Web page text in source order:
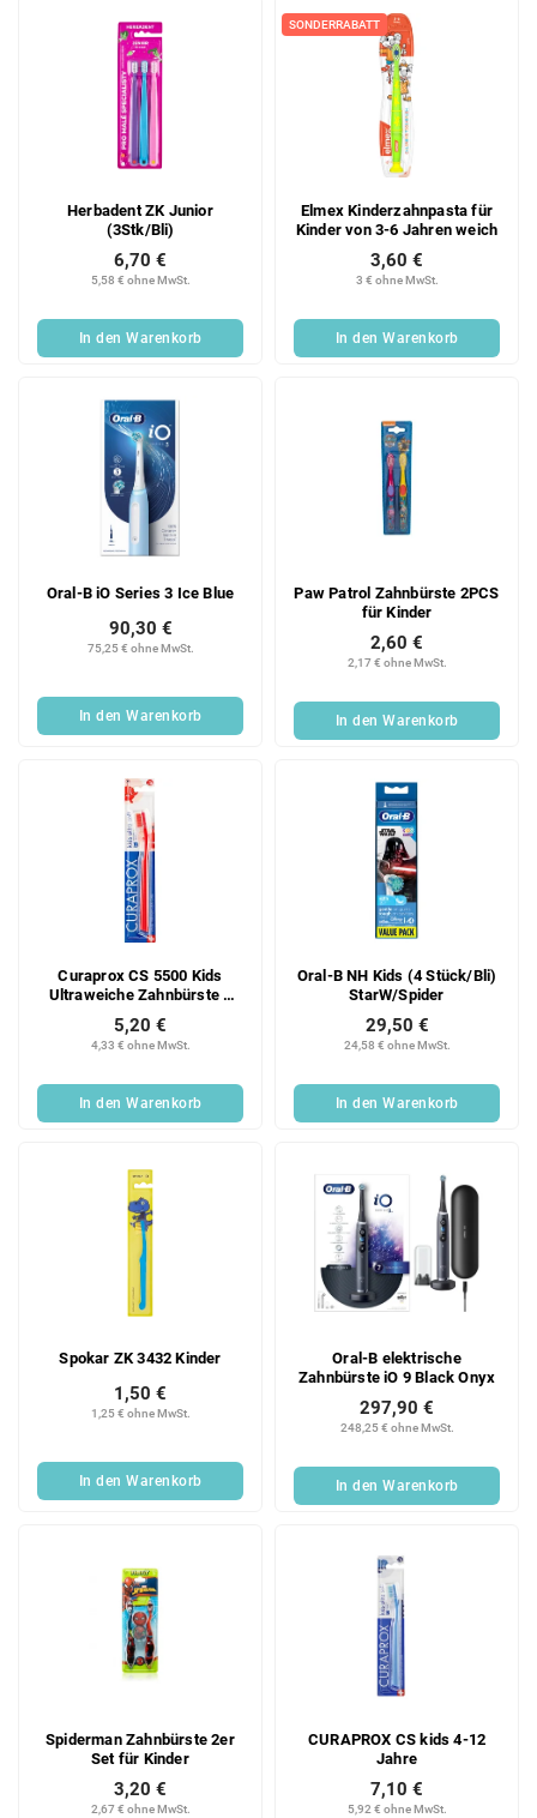
Herbadent ZK Junior
(3Stk/Bli)
5,58 € ohne MwSt.
6,70 €
In den Warenkorb
SONDERRABATT
Elmex Kinderzahnpasta für
Kinder von 3-6 Jahren weich
3 € ohne MwSt.
3,60 €
In den Warenkorb
Oral-B iO Series 3 Ice Blue
75,25 € ohne MwSt.
90,30 €
In den Warenkorb
Paw Patrol Zahnbürste 2PCS
für Kinder
2,17 € ohne MwSt.
2,60 €
In den Warenkorb
Curaprox CS 5500 Kids
Ultraweiche Zahnbürste 1
4,33 € ohne MwSt.
5,20 €
In den Warenkorb
Oral-B NH Kids (4 Stück/Bli)
StarW/Spider
24,58 € ohne MwSt.
29,50 €
In den Warenkorb
Spokar ZK 3432 Kinder
1,25 € ohne MwSt.
1,50 €
In den Warenkorb
Oral-B elektrische
Zahnbürste iO 9 Black Onyx
248,25 € ohne MwSt.
297,90 €
In den Warenkorb
Spiderman Zahnbürste 2er
Set für Kinder
2,67 € ohne MwSt.
3,20 €
CURAPROX CS kids 4-12
Jahre
5,92 € ohne MwSt.
7,10 €